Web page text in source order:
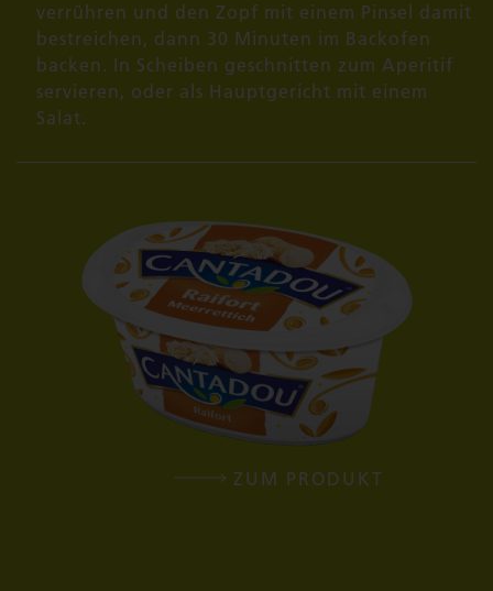
verrühren und den Zopf mit einem Pinsel damit
bestreichen, dann 30 Minuten im Backofen
backen. In Scheiben geschnitten zum Aperitif
servieren, oder als Hauptgericht mit einem
Salat.
ZUM PRODUKT